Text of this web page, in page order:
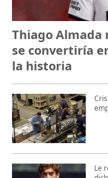
Thiago Almada
se convertiría
la historia
Le